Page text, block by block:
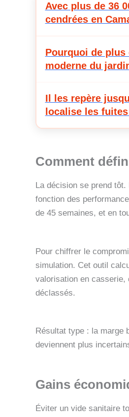
Avec plus de 36
cendrées en
Pourquoi de plus
moderne du
Il les repère
localise les
Comment
La décision se prend
fonction des
de 45 semaines, et en
Pour chiffrer le
simulation. Cet outil
valorisation en casserie,
déclassés.
Résultat type : la marge
deviennent plus
Gains
Éviter un vide sanitaire